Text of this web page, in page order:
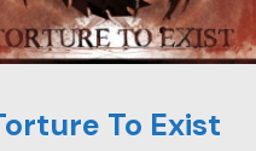
To Exist